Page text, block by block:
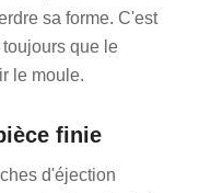
sa forme. C'est
que le
le moule.
finie
d'éjection